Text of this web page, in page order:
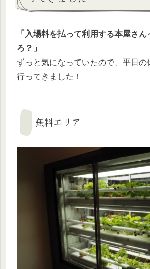
「入場料を払って利用する本屋さん
ろ？」
ずっと気になっていたので、平日の
行ってきました！
無料エリア